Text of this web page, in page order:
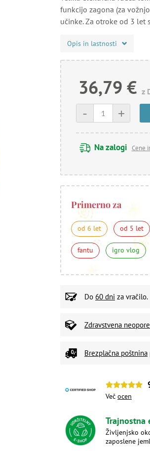
funkcijo zagona (za
učinke. Za otroke od 3 let
Opis in lastnosti
36,79 € z
+
-
Na zalogi Cene
Primerno za
od 6 let od 5 let
fantu igro vlog
Do 60 dni za vračilo.
Zdravstvena
Brezplačna poštnina
Več ocen
Trajnostna
Življenjsko
zaposlene